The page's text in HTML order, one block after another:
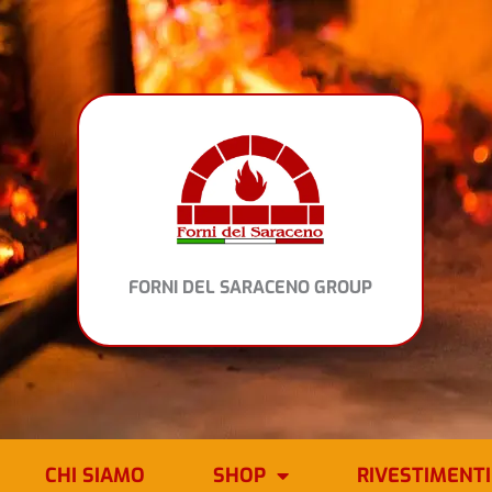
Vai
al
contenuto
FORNI DEL SARACENO GROUP
CHI SIAMO SHOP RIVESTIMENTI